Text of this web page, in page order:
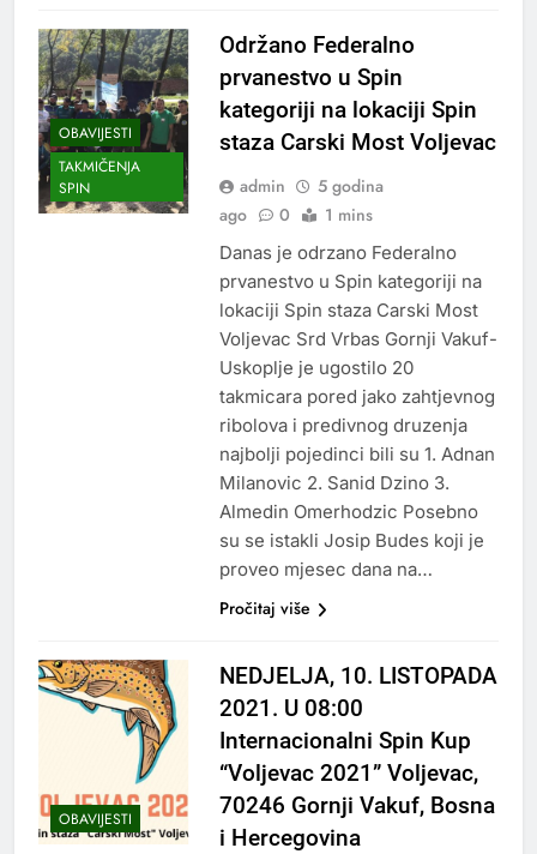
OBAVIJESTI
TAKMIČENJA
SPIN
Održano Federalno
prvanestvo u Spin
kategoriji na lokaciji Spin
staza Carski Most Voljevac
admin
5 godina
ago
0 1 mins
Danas je odrzano Federalno
prvanestvo u Spin kategoriji na
lokaciji Spin staza Carski Most
Voljevac Srd Vrbas Gornji Vakuf-
Uskoplje je ugostilo 20
takmicara pored jako zahtjevnog
ribolova i predivnog druzenja
najbolji pojedinci bili su 1. Adnan
Milanovic 2. Sanid Dzino 3.
Almedin Omerhodzic Posebno
su se istakli Josip Budes koji je
proveo mjesec dana na…
Pročitaj više
OBAVIJESTI
NEDJELJA, 10. LISTOPADA
2021. U 08:00
Internacionalni Spin Kup
“Voljevac 2021” Voljevac,
70246 Gornji Vakuf, Bosna
i Hercegovina